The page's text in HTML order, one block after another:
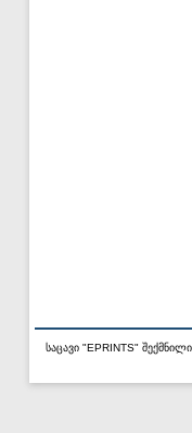
საცავი "EPRINTS"